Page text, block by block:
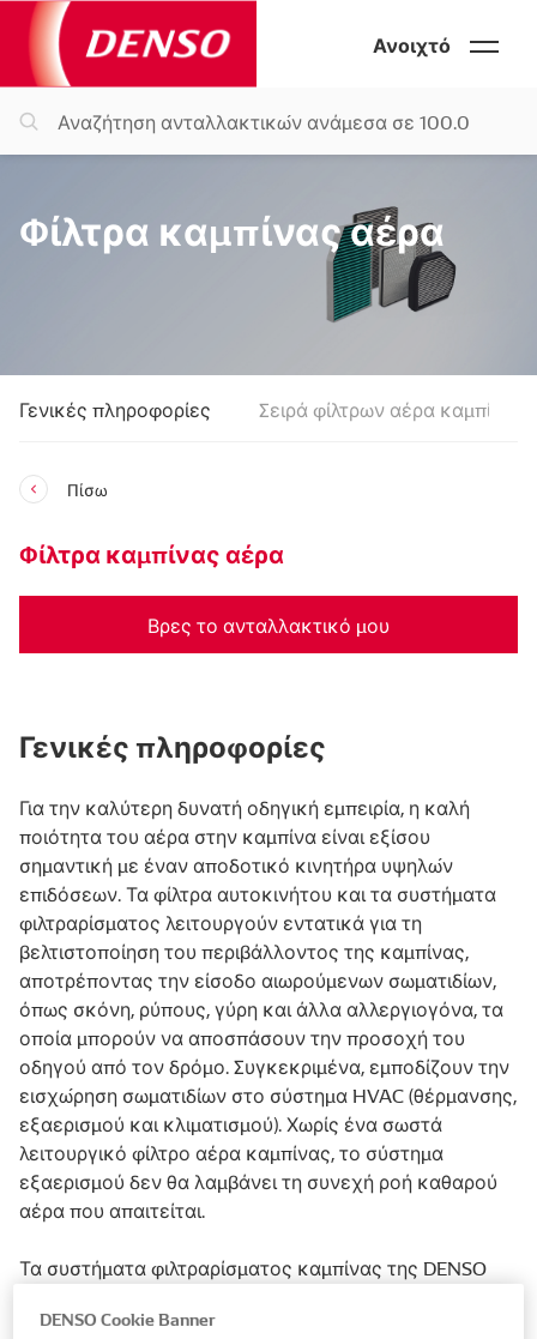
Ανοιχτό
Φίλτρα καμπίνας αέρα
Γενικές πληροφορίες Σειρά φίλτρων αέρα καμπίνας
Πίσω
Φίλτρα καμπίνας αέρα
Βρες το ανταλλακτικό μου
Γενικές πληροφορίες
Για την καλύτερη δυνατή οδηγική εμπειρία, η καλή
ποιότητα του αέρα στην καμπίνα είναι εξίσου
σημαντική με έναν αποδοτικό κινητήρα υψηλών
επιδόσεων. Τα φίλτρα αυτοκινήτου και τα συστήματα
φιλτραρίσματος λειτουργούν εντατικά για τη
βελτιστοποίηση του περιβάλλοντος της καμπίνας,
αποτρέποντας την είσοδο αιωρούμενων σωματιδίων,
όπως σκόνη, ρύπους, γύρη και άλλα αλλεργιογόνα, τα
οποία μπορούν να αποσπάσουν την προσοχή του
οδηγού από τον δρόμο. Συγκεκριμένα, εμποδίζουν την
εισχώρηση σωματιδίων στο σύστημα HVAC (θέρμανσης,
εξαερισμού και κλιματισμού). Χωρίς ένα σωστά
λειτουργικό φίλτρο αέρα καμπίνας, το σύστημα
εξαερισμού δεν θα λαμβάνει τη συνεχή ροή καθαρού
αέρα που απαιτείται.
Τα συστήματα φιλτραρίσματος καμπίνας της DENSO
ΟΕ (Original Equipment), διαθέτοντας προηγμένες
DENSO Cookie Banner